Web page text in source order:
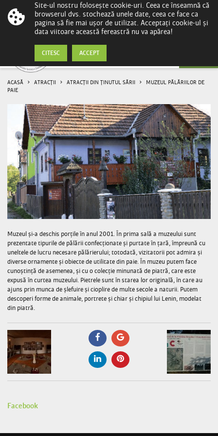
Muzeul pălăriilor de paie
ACASĂ ATRACȚII ATRACȚII DIN ȚINUTUL SĂRII
MUZEUL PĂLĂRIILOR DE
PAIE
Muzeul și-a deschis porțile în anul 2001. În prima sală a muzeului sunt
prezentate tipurile de pălării confecționate și purtate în țară, împreună cu
uneltele de lucru necesare pălărierului; totodată, vizitatorii pot admira și
diverse ornamente și obiecte de utilitate din paie. În muzeu putem face
cunoștință de asemenea, și cu o colecție minunată de piatră, care este
expusă în curtea muzeului. Pietrele sunt în starea lor originală, în care au
ajuns prin munca de șlefuire și cioplire de multe secole a naturii. Putem
descoperi forme de animale, portrete și chiar și chipiul lui Lenin, modelat
din piatră.
Facebook
Site-ul nostru folosește cookie-uri. Ceea ce înseamnă că
browserul dvs. stochează unele date, ceea ce face ca
pagina să fie mai ușor de utilizat. Acceptați cookie-ul și
data viitoare această fereastră nu va apărea!
CITESC ACCEPT